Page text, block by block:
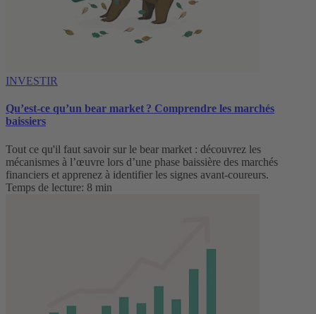
INVESTIR
Qu’est-ce qu’un bear market ? Comprendre les marchés
baissiers
Tout ce qu'il faut savoir sur le bear market : découvrez les
mécanismes à l’œuvre lors d’une phase baissière des marchés
financiers et apprenez à identifier les signes avant-coureurs.
Temps de lecture: 8 min